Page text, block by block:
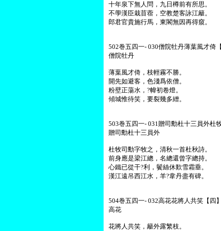
十年泉下無人問，九日樽前有所思。
不學漢臣栽苜蓿，空教楚客詠江籬。
郎君官貴施行馬，東閣無因再得窺。
502巻五四一- 030僧院牡丹薄葉風才
僧院牡丹
薄葉風才倚，枝輕霧不勝。
開先如避客，色淺爲依僧。
粉壁正蕩水，?幃初卷燈。
傾城惟待笑，要裂幾多繒。
503巻五四一- 031贈司勳杜十三員外
贈司勳杜十三員外
杜牧司勳字牧之，清秋一首杜秋詩。
前身應是梁江總，名總還曾字總持。
心鐵已從干?利，鬢絲休歎雪霜垂。
漢江遠吊西江水，羊?韋丹盡有碑。
504巻五四一- 032高花花將人共笑【
高花
花將人共笑，籬外露繁枝。